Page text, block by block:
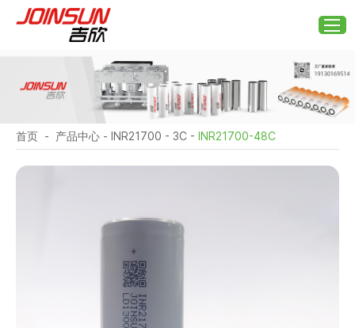
首页 - 产品中心 - INR21700 - 3C - INR21700-48C